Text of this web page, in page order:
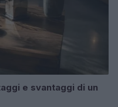
e svantaggi di un